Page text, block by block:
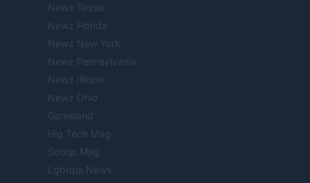
Newz Texas
Newz Florida
Newz New York
Newz Pennsylvania
Newz Illinois
Newz Ohio
Gameland
Hig Tech Mag
Scoop Mag
Lgbtqia News